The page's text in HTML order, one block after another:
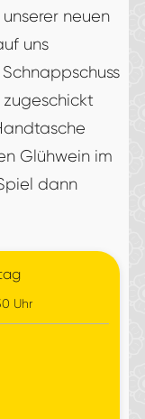
neuen
uns
Glühwein im
dann
Uhr